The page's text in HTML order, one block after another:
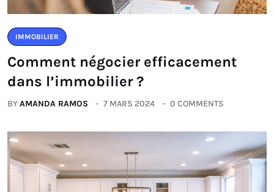
IMMOBILIER
Comment négocier efficacement
dans l’immobilier ?
BYAMANDA RAMOS 7 MARS 2024 0 COMMENTS